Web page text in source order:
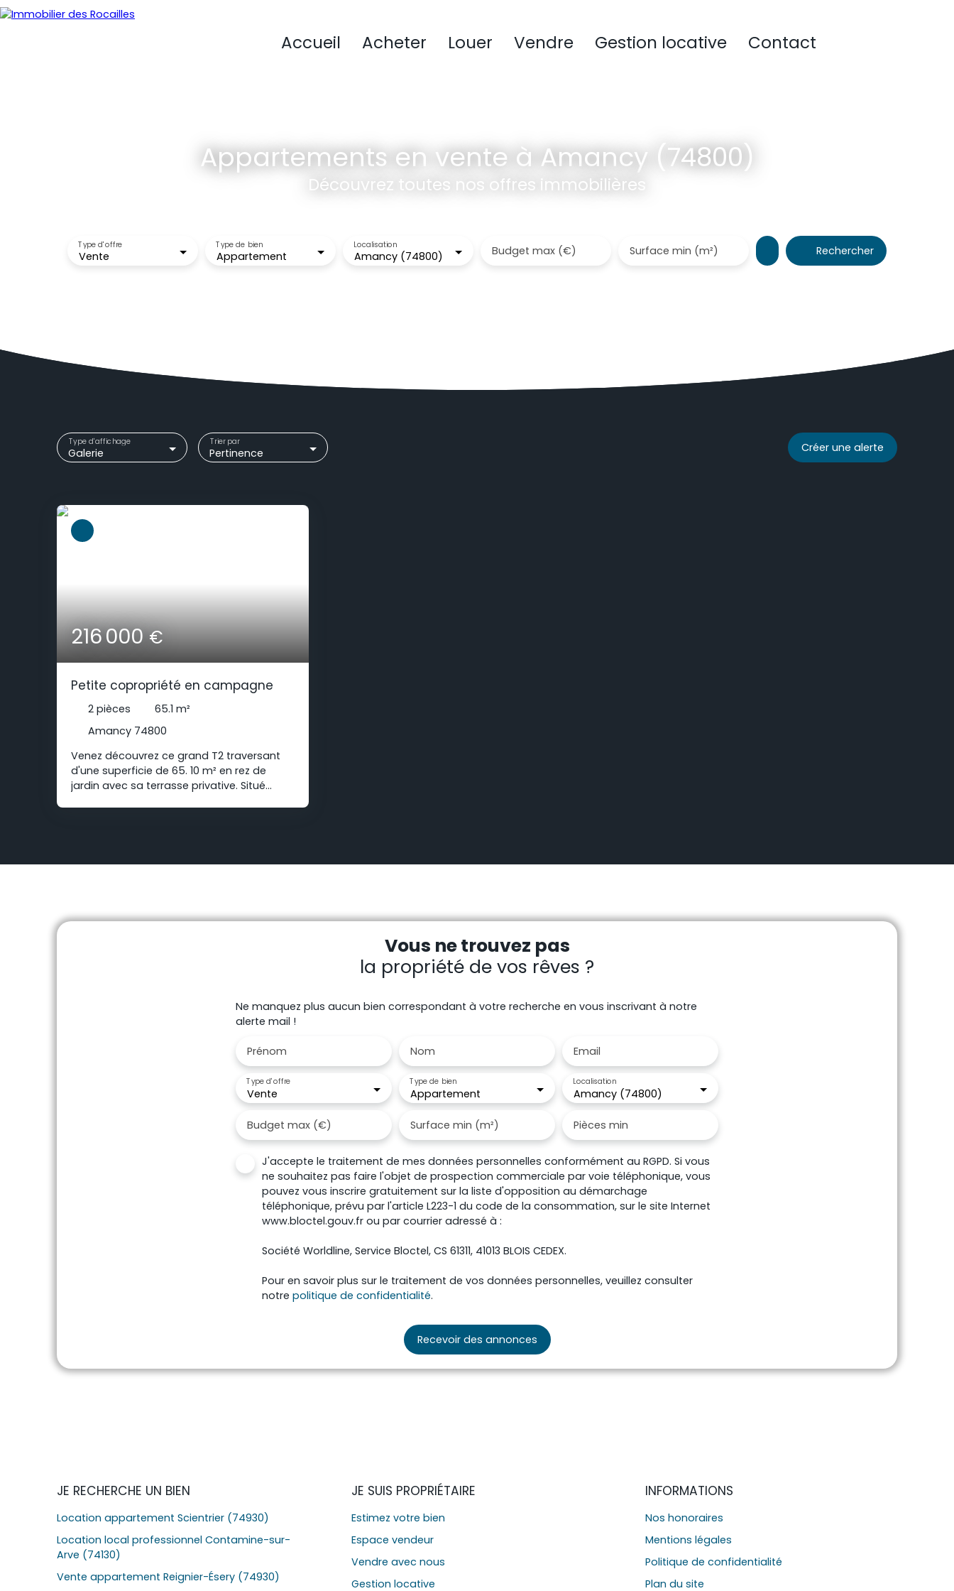
Accueil Acheter Louer Vendre Gestion locative Contact
Appartements en vente à Amancy (74800)
Découvrez toutes nos offres immobilières
Vente
Type d'offre
Appartement
Type de bien
Amancy (74800)
Localisation Budget max (€) Surface min (m²) Rechercher
Galerie
Type d'affichage
Pertinence
Trier par Créer une alerte
216 000€
Petite copropriété en campagne
2 pièces 65.1 m²
Amancy 74800
Venez découvrez ce grand T2 traversant
d'une superficie de 65. 10 m² en rez de
jardin avec sa terrasse privative. Situé
agréable terrasse clôturée et un vaste
des espaces de rangements pour faciliter
Vous ne trouvez pas
la propriété de vos rêves ?
Ne manquez plus aucun bien correspondant à votre recherche en vous inscrivant à notre
alerte mail !
Prénom Nom Email
Vente
Type d'offre
Appartement
Type de bien
Amancy (74800)
Localisation
Budget max (€) Surface min (m²) Pièces min
J'accepte le traitement de mes données personnelles conformément au RGPD. Si vous
ne souhaitez pas faire l'objet de prospection commerciale par voie téléphonique, vous
pouvez vous inscrire gratuitement sur la liste d'opposition au démarchage
téléphonique, prévu par l'article L223-1 du code de la consommation, sur le site Internet
www.bloctel.gouv.fr ou par courrier adressé à :
Société Worldline, Service Bloctel, CS 61311, 41013 BLOIS CEDEX.
Pour en savoir plus sur le traitement de vos données personnelles, veuillez consulter
notre politique de confidentialité.
Recevoir des annonces
JE RECHERCHE UN BIEN
Location appartement Scientrier (74930)
Location local professionnel Contamine-sur-
Arve (74130)
Vente appartement Reignier-Ésery (74930)
JE SUIS PROPRIÉTAIRE
Estimez votre bien
Espace vendeur
Vendre avec nous
Gestion locative
INFORMATIONS
Nos honoraires
Mentions légales
Politique de confidentialité
Plan du site